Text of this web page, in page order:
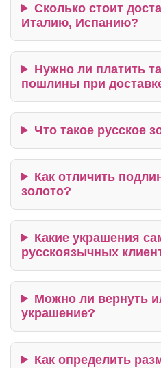
Сколько стоит
Италию, Испанию?
Нужно ли платить
пошлины при
Что такое русское
Как отличить
золото?
Какие украшения
русскоязычных
Можно ли вернуть
украшение?
Как определить